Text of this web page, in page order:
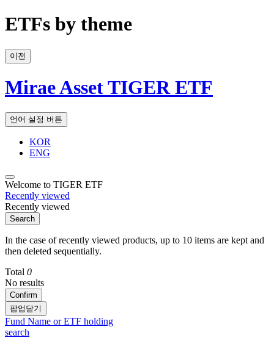
ETFs by theme
이전
Mirae Asset TIGER ETF
언어 설정 버튼
KOR
ENG
Welcome to TIGER ETF
Recently viewed
Recently viewed
Search
In the case of recently viewed products, up to 10 items are kept and
then deleted sequentially.
Total 0
No results
Confirm
팝업닫기
Fund Name or ETF holding
search